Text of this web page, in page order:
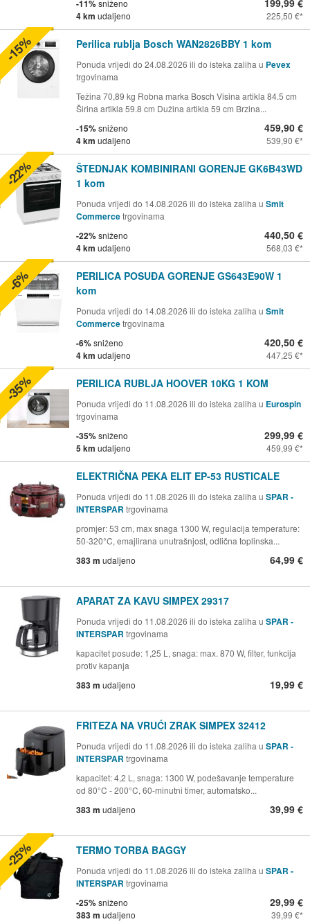
-11%sniženo
4 km udaljeno
199,99 €
225,50 €
Perilica rublja Bosch WAN2826BBY 1 kom
Ponuda vrijedi do 24.08.2026 ili do isteka zaliha u Pevex
trgovinama
Težina 70,89 kg Robna marka Bosch Visina artikla 84.5 cm
Širina artikla 59.8 cm Dužina artikla 59 cm Brzina...
-15%sniženo
4 km udaljeno
459,90 €
539,90 €
-15%
ŠTEDNJAK KOMBINIRANI GORENJE GK6B43WD
1 kom
Ponuda vrijedi do 14.08.2026 ili do isteka zaliha u Smit
Commercetrgovinama
-22%sniženo
4 km udaljeno
440,50 €
568,03 €
-22%
PERILICA POSUĐA GORENJE GS643E90W 1
kom
Ponuda vrijedi do 14.08.2026 ili do isteka zaliha u Smit
Commercetrgovinama
-6%sniženo
4 km udaljeno
420,50 €
447,25 €
-6%
PERILICA RUBLJA HOOVER 10KG 1 KOM
Ponuda vrijedi do 11.08.2026 ili do isteka zaliha u Eurospin
trgovinama
-35%sniženo
5 km udaljeno
299,99 €
459,99 €
-35%
ELEKTRIČNA PEKA ELIT EP-53 RUSTICALE
Ponuda vrijedi do 11.08.2026 ili do isteka zaliha u SPAR -
INTERSPAR trgovinama
promjer: 53 cm, max snaga 1300 W, regulacija temperature:
50-320°C, emajlirana unutrašnjost, odlična toplinska...
383 m udaljeno 64,99 €
APARAT ZA KAVU SIMPEX 29317
Ponuda vrijedi do 11.08.2026 ili do isteka zaliha u SPAR -
INTERSPAR trgovinama
kapacitet posude: 1,25 L, snaga: max. 870 W, filter, funkcija
protiv kapanja
383 m udaljeno 19,99 €
FRITEZA NA VRUĆI ZRAK SIMPEX 32412
Ponuda vrijedi do 11.08.2026 ili do isteka zaliha u SPAR -
INTERSPAR trgovinama
kapacitet: 4,2 L, snaga: 1300 W, podešavanje temperature
od 80°C - 200°C, 60-minutni timer, automatsko...
383 m udaljeno 39,99 €
TERMO TORBA BAGGY
Ponuda vrijedi do 11.08.2026 ili do isteka zaliha u SPAR -
INTERSPAR trgovinama
-25%sniženo
383 m udaljeno
29,99 €
39,99 €
-25%